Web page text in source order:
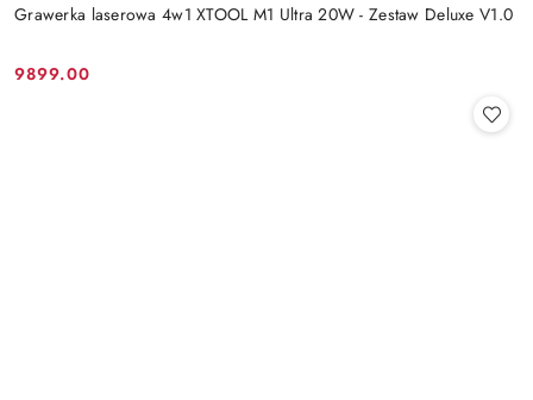
Grawerka laserowa 4w1 XTOOL M1 Ultra 20W - Zestaw Deluxe V1.0
Cena:
9899.00